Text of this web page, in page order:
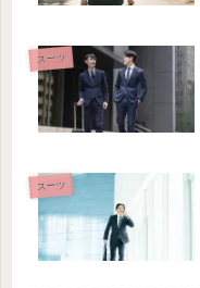
スーツ
スーツ